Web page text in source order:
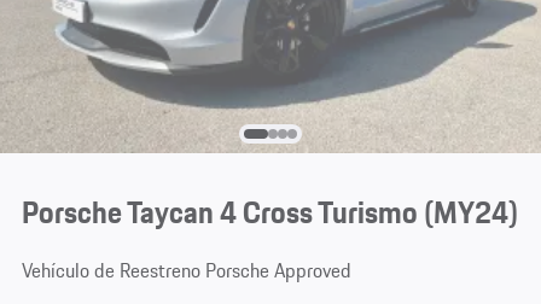
Porsche Taycan 4 Cross Turismo (MY24)
Vehículo de Reestreno Porsche Approved